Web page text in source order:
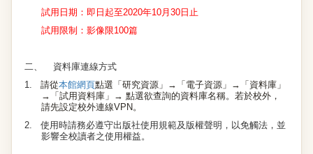
試用日期：即日起至2020年10 月 30 日止
試用限制：影像限100篇
二、
資料庫連線方式
1.
請從本館網頁點選「研究資源」 → 「電子資源」 → 「資料庫」
→ 「試用資料庫」 → 點選欲查詢的資料庫名稱。若於校外，
請先設定校外連線VPN 。
2.
使用時請務必遵守出版社使用規範及版權聲明，以免觸法，並
影響全校讀者之使用權益。